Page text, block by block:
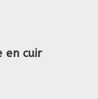
en cuir